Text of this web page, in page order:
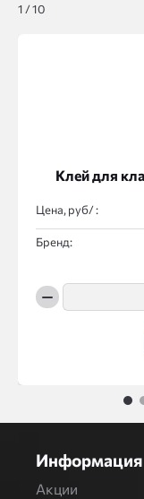
Клей для
Цена, руб/ :
Бренд:
1 /10
1
Информация
Акции